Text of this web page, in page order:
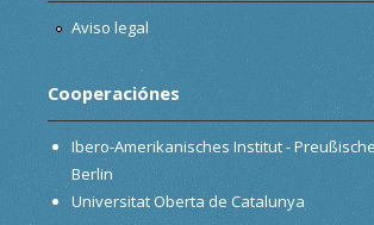
Aviso legal
Cooperaciónes
Ibero-Amerikanisches Institut -
Berlin
Universitat Oberta de Catalunya